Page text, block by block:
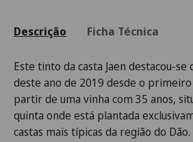
Descrição Ficha Técnica
Este tinto da casta Jaen destacou-se
deste ano de 2019 desde o
partir de uma vinha com 35 anos,
quinta onde está plantada
castas mais típicas da região do Dão.